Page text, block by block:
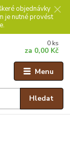
objednávky
je nutné provést
Menu
Hledat
0 ks
za 0,00 Kč